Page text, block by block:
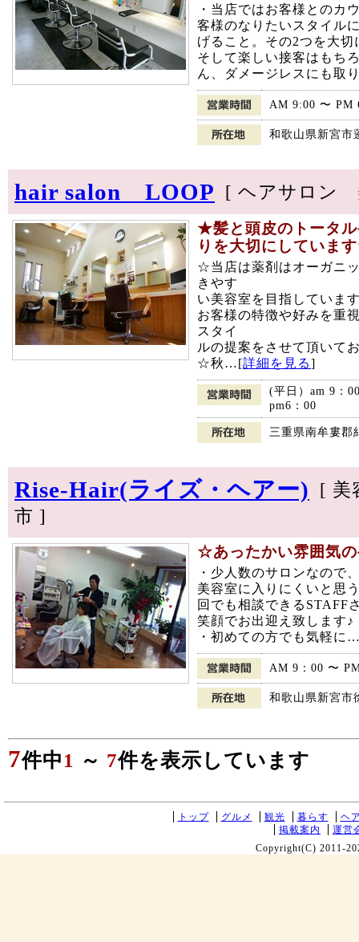
・当店ではお客様とのカ
客様のなりたいスタイル
げること。その2つを大
そして楽しい接客はもち
ん、ダメージレスにも取
AM 9:00 〜 PM
和歌山県新宮市
hair salon LOOP [ ヘアサロン
★髪と頭皮のトータ
りを大切にしていま
☆当店は薬剤はオーガニ
きやす
い美容室を目指していま
お客様の特徴や好みを重
スタイ
ルの提案をさせて頂いて
☆秋…[詳細を見る]
(平日）am 9：
pm6：00
三重県南牟婁郡
Rise-Hair(ライズ・ヘアー)
[ 美
市 ]
☆あったかい雰囲気
・少人数のサロンなので
美容室に入りにくいと思
回でも相談できるSTAFF
笑顔でお出迎え致します♪
・初めての方でも気軽に
AM 9：00 〜
和歌山県新宮市
7件中1 ～ 7件を表示しています
トップ グルメ 観光 暮らす
ヘ
掲載案内
運営
Copyright(C) 2011-